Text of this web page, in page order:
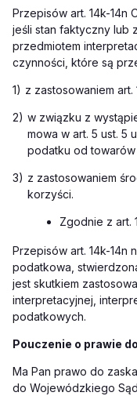
Przepisów art. 14k-14n
jeśli stan faktyczny lub
przedmiotem
czynności, które są
1) z zastosowaniem art.
2) w związku z
mowa w art. 5 ust. 5
podatku od towarów
3) z zastosowaniem
korzyści.
Zgodnie z art.
Przepisów art. 14k-14n
podatkowa,
jest skutkiem
interpretacyjnej,
podatkowych.
Pouczenie o prawie
Ma Pan prawo do
do Wojewódzkiego